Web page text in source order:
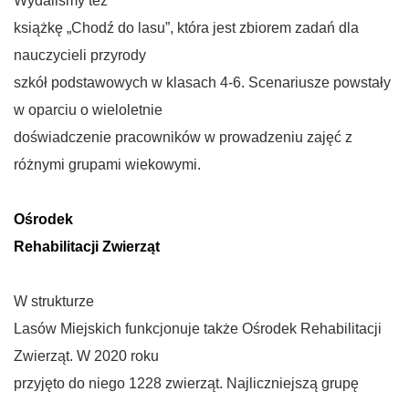
książkę „Chodź do lasu”, która jest zbiorem zadań dla
nauczycieli przyrody
szkół podstawowych w klasach 4-6. Scenariusze powstały
w oparciu o wieloletnie
doświadczenie pracowników w prowadzeniu zajęć z
różnymi grupami wiekowymi.
Ośrodek
Rehabilitacji Zwierząt
W strukturze
Lasów Miejskich funkcjonuje także Ośrodek Rehabilitacji
Zwierząt. W 2020 roku
przyjęto do niego 1228 zwierząt. Najliczniejszą grupę